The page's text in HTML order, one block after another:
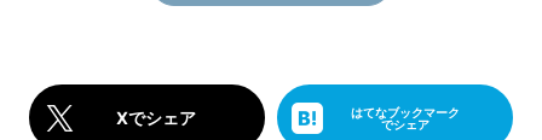
Xでシェア
はてなブックマーク
でシェア